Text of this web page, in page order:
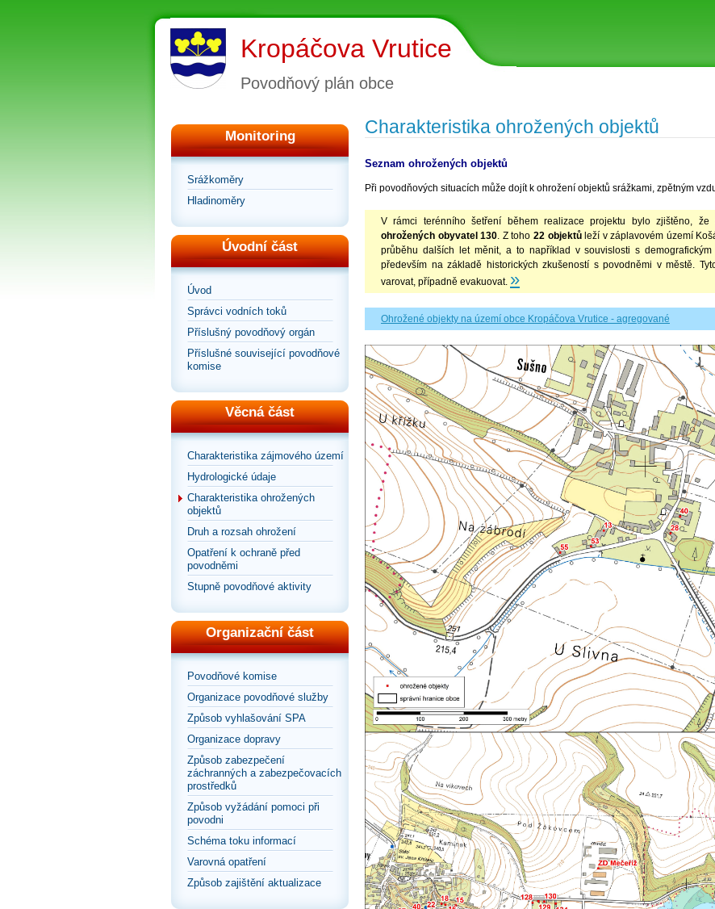
Kropáčova Vrutice
Povodňový plán obce
Monitoring
Srážkoměry
Hladinoměry
Úvodní část
Úvod
Správci vodních toků
Příslušný povodňový orgán
Příslušné související povodňové
komise
Věcná část
Charakteristika zájmového území
Hydrologické údaje
Charakteristika ohrožených
objektů
Druh a rozsah ohrožení
Opatření k ochraně před
povodněmi
Stupně povodňové aktivity
Organizační část
Povodňové komise
Organizace povodňové služby
Způsob vyhlašování SPA
Organizace dopravy
Způsob zabezpečení
záchranných a zabezpečovacích
prostředků
Způsob vyžádání pomoci při
povodni
Schéma toku informací
Varovná opatření
Způsob zajištění aktualizace
Charakteristika ohrožených objektů
Seznam ohrožených objektů
Při povodňových situacích může dojít k ohrožení objektů srážkami, zpětným
V rámci terénního šetření během realizace projektu bylo zjištěno, že
ohrožených obyvatel 130. Z toho 22 objektůleží v záplavovém území
průběhu dalších let měnit, a to například v souvislosti s
především na základě historických zkušeností s povodněmi v městě.
varovat, případně evakuovat. »
Ohrožené objekty na území obce Kropáčova Vrutice - agregované